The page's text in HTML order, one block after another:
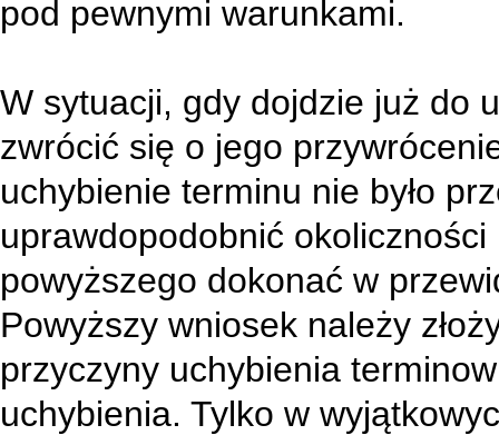
pod pewnymi warunkami.
W sytuacji, gdy dojdzie już do
zwrócić się o jego
uchybienie terminu nie było
uprawdopodobnić
powyższego dokonać w
Powyższy wniosek należy
przyczyny uchybienia
uchybienia. Tylko w